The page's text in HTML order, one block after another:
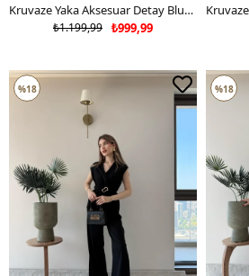
Kruvaze Yaka Aksesuar Detay Bluz ve Pantolonlu Modal İkili Takım Siyah 2277
₺999,99
₺1.199,99
%18 %18